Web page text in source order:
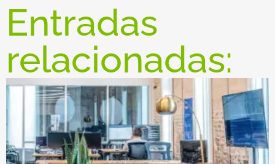
Entradas
relacionadas: